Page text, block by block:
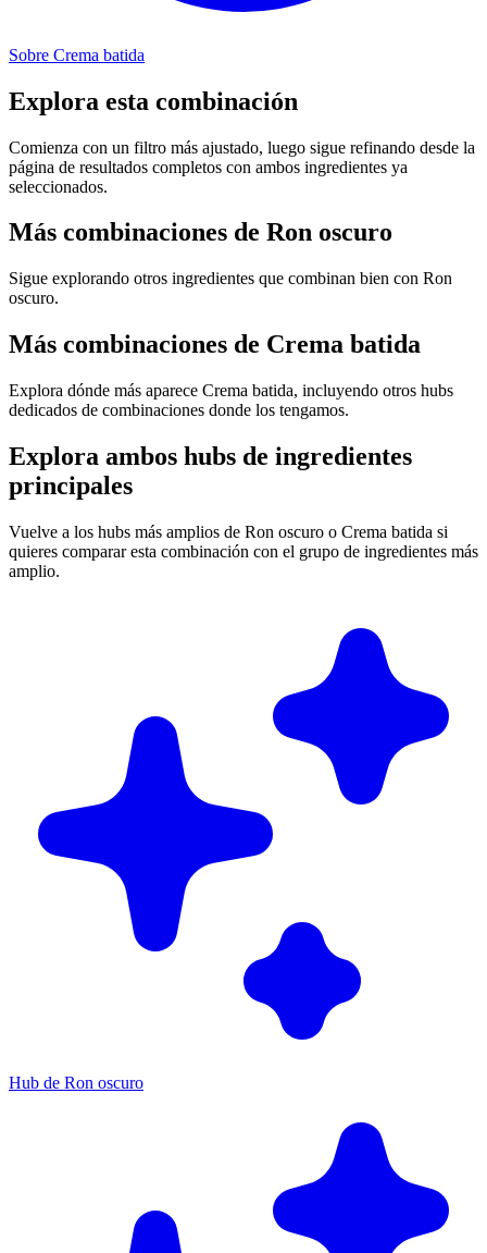
Sobre Crema batida
Explora esta combinación
Comienza con un filtro más ajustado, luego sigue refinando desde la
página de resultados completos con ambos ingredientes ya
seleccionados.
Más combinaciones de Ron oscuro
Sigue explorando otros ingredientes que combinan bien con Ron
oscuro.
Más combinaciones de Crema batida
Explora dónde más aparece Crema batida, incluyendo otros hubs
dedicados de combinaciones donde los tengamos.
Explora ambos hubs de ingredientes
principales
Vuelve a los hubs más amplios de Ron oscuro o Crema batida si
quieres comparar esta combinación con el grupo de ingredientes más
amplio.
Hub de Ron oscuro